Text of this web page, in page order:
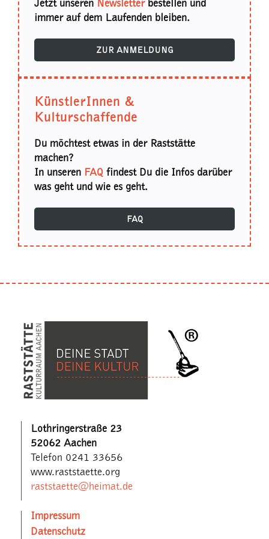
Jetzt unseren Newsletterbestellen und
immer auf dem Laufenden bleiben.
ZUR ANMELDUNG
KünstlerInnen &
Kulturschaffende
Du möchtest etwas in der Raststätte
machen?
In unseren FAQ findest Du die Infos darüber
was geht und wie es geht.
FAQ
Lothringerstraße 23
52062 Aachen
Telefon 0241 33656
www.raststaette.org
raststaette@heimat.de
Impressum
Datenschutz